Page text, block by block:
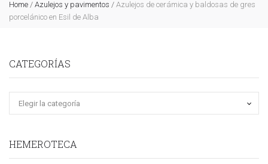
Home / Azulejos y pavimentos / Azulejos de cerámica y baldosas de gres
porcelánico en Esil de Alba
CATEGORÍAS
HEMEROTECA